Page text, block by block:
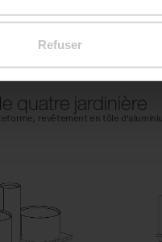
Refuser
quatre jardinière
revêtement en tôle